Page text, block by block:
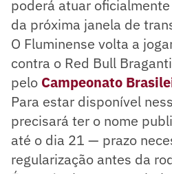
poderá atuar
da próxima janela de
O Fluminense volta a
contra o Red Bull
pelo Campeonato
Para estar disponível
precisará ter o nome
até o dia 21 — prazo
regularização antes da